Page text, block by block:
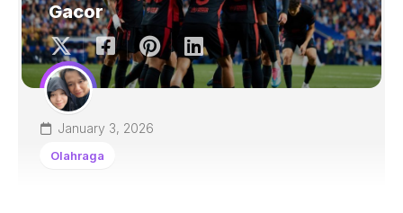
Gacor
January 3, 2026
Olahraga